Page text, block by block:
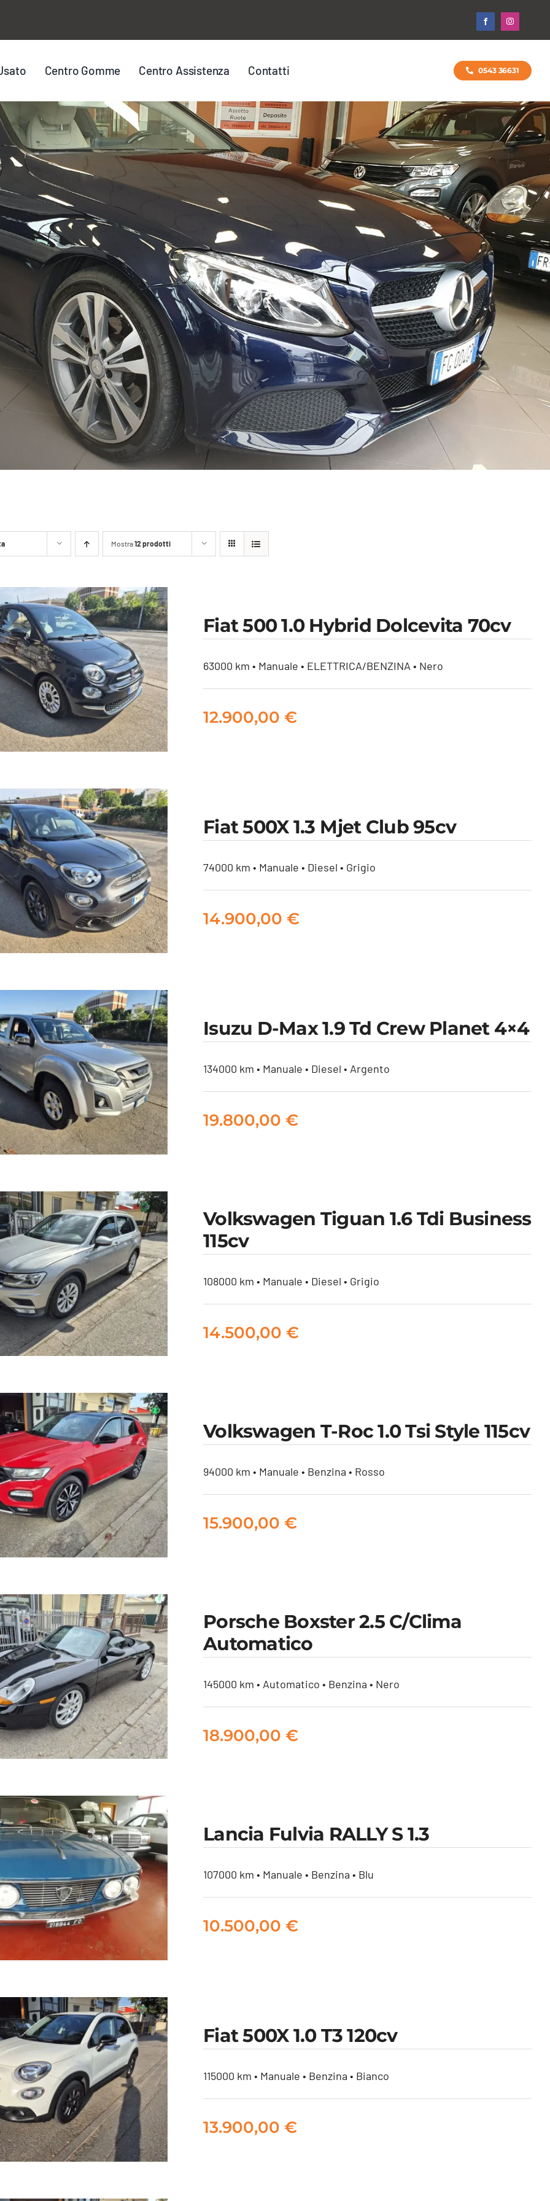
Centro Gomme Centro Assistenza Contatti 0543 36631
Mostra12 prodotti
500 1.0 hybrid
70cv
Fiat 500 1.0 Hybrid Dolcevita 70cv
63000 km • Manuale • ELETTRICA/BENZINA • Nero
12.900,00€
500X 1.3 mjet
Club 95cv
Fiat 500X 1.3 Mjet Club 95cv
74000 km • Manuale • Diesel • Grigio
14.900,00€
D-Max 1.9 td
Planet 4×4
Isuzu D-Max 1.9 Td Crew Planet 4×4
134000 km • Manuale • Diesel • Argento
19.800,00€
Tiguan
tdi Business
115cv
Volkswagen Tiguan 1.6 Tdi Business
115cv
108000 km • Manuale • Diesel • Grigio
14.500,00€
T-Roc
tsi Style 115cv
Volkswagen T-Roc 1.0 Tsi Style 115cv
94000 km • Manuale • Benzina • Rosso
15.900,00€
Boxster 2.5
Automatico
Porsche Boxster 2.5 C/clima
Automatico
145000 km • Automatico • Benzina • Nero
18.900,00€
Fulvia RALLY
S 1.3
Lancia Fulvia RALLY S 1.3
107000 km • Manuale • Benzina • Blu
10.500,00€
Fiat 500X 1.0 T3 120cv
115000 km • Manuale • Benzina • Bianco
13.900,00€